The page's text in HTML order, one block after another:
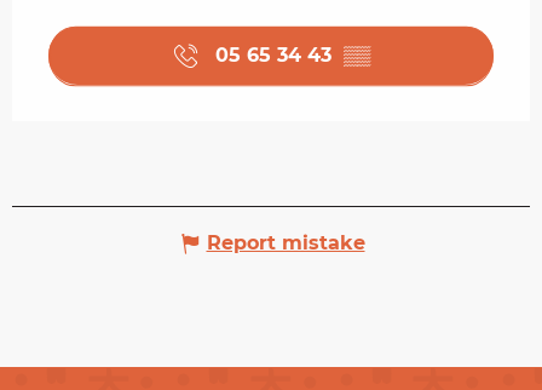
05 65 34 43 ▒▒
Report mistake